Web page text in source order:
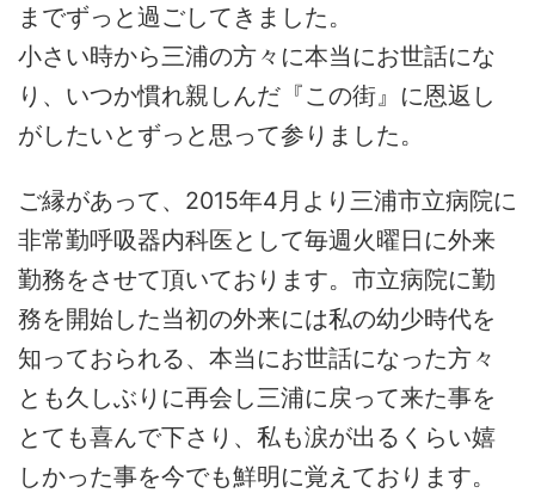
までずっと過ごしてきました。
小さい時から三浦の方々に本当にお世話にな
り、いつか慣れ親しんだ『この街』に恩返し
がしたいとずっと思って参りました。
ご縁があって、2015年4月より三浦市立病院に
非常勤呼吸器内科医として毎週火曜日に外来
勤務をさせて頂いております。市立病院に勤
務を開始した当初の外来には私の幼少時代を
知っておられる、本当にお世話になった方々
とも久しぶりに再会し三浦に戻って来た事を
とても喜んで下さり、私も涙が出るくらい嬉
しかった事を今でも鮮明に覚えております。